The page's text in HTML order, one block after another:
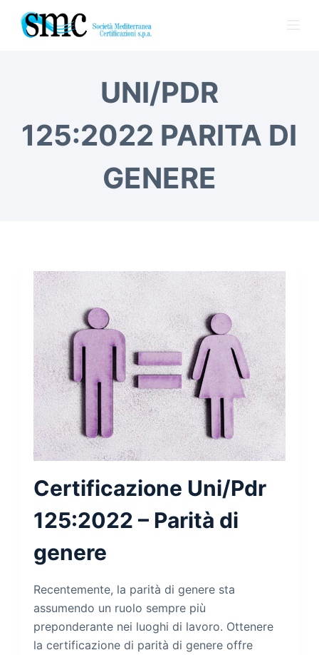
S
UNI/PDR
125:2022 PARITA DI
GENERE
Certificazione Uni/Pdr
125:2022 – Parità di
genere
Recentemente, la parità di genere sta
assumendo un ruolo sempre più
preponderante nei luoghi di lavoro. Ottenere
la certificazione di parità di genere offre